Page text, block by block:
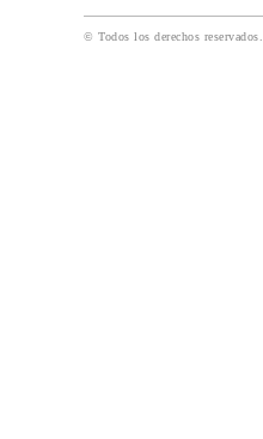
© Todos los derechos reservados.